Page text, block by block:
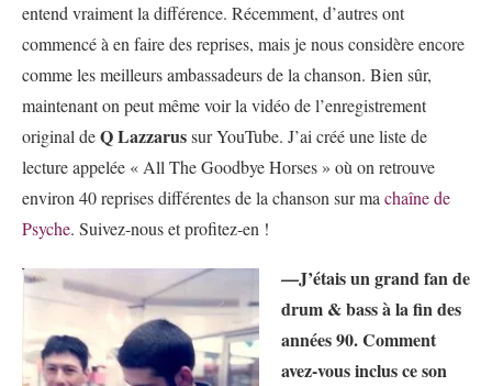
entend vraiment la différence. Récemment, d’autres ont
commencé à en faire des reprises, mais je nous considère encore
comme les meilleurs ambassadeurs de la chanson. Bien sûr,
maintenant on peut même voir la vidéo de l’enregistrement
original deQ Lazzarussur YouTube. J’ai créé une liste de
lecture appelée « All The Goodbye Horses » où on retrouve
environ 40 reprises différentes de la chanson sur ma chaîne de
Psyche. Suivez-nous et profitez-en !
—J’étais un grand fan de
drum & bass à la fin des
années 90. Comment
avez-vous inclus ce son